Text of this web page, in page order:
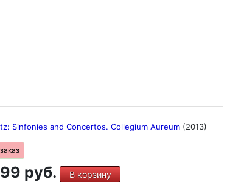
Sinfonies and Concertos. Collegium Aureum (2013)
руб. В корзину